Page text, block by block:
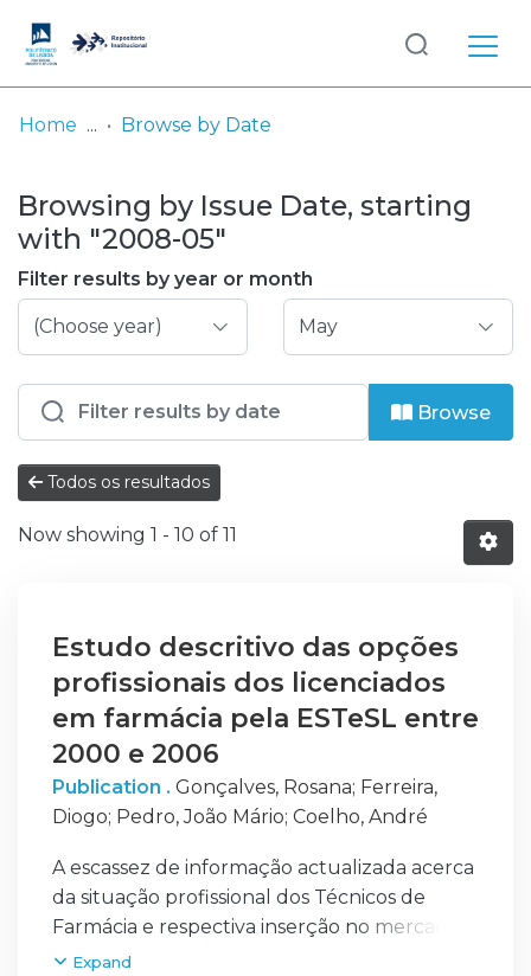
& Collections
Browse repository
Entities
Log
In
Home Browse by Date
Browsing by Issue Date, starting
with "2008-05"
Filter results by year or month
Browse
Todos os resultados
Now showing 1 - 10 of 11
Estudo descritivo das opções
profissionais dos licenciados
em farmácia pela ESTeSL entre
2000 e 2006
Publication . Gonçalves, Rosana; Ferreira,
Diogo; Pedro, João Mário; Coelho, André
A escassez de informação actualizada acerca
da situação profissional dos Técnicos de
Farmácia e respectiva inserção no mercado
de trabalho actual constitui uma limitação
Expand